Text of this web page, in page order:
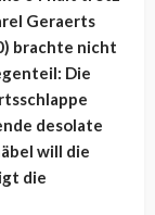
Geraerts
brachte nicht
Die
desolate
will die
die